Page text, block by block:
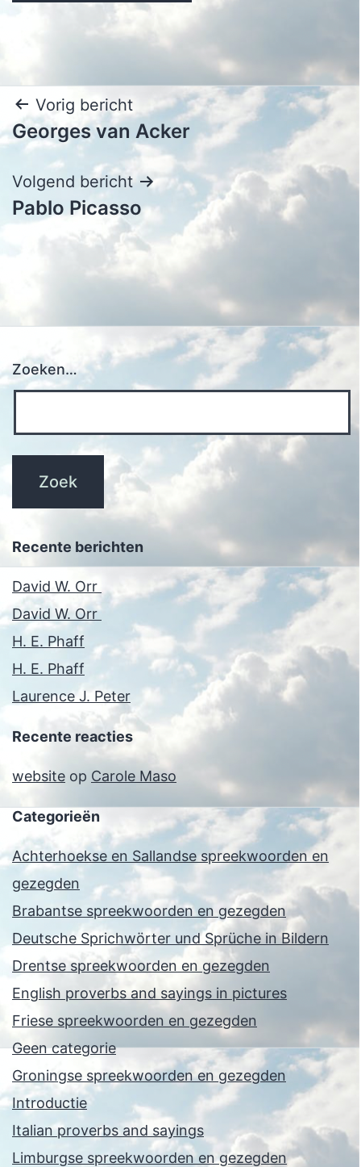
Bericht
navigatie
Vorig bericht
Georges van Acker
Volgend bericht
Pablo Picasso
Zoeken…
Recente berichten
David W. Orr
David W. Orr
H. E. Phaff
H. E. Phaff
Laurence J. Peter
Recente reacties
website op Carole Maso
Categorieën
Achterhoekse en Sallandse spreekwoorden en
gezegden
Brabantse spreekwoorden en gezegden
Deutsche Sprichwörter und Sprüche in Bildern
Drentse spreekwoorden en gezegden
English proverbs and sayings in pictures
Friese spreekwoorden en gezegden
Geen categorie
Groningse spreekwoorden en gezegden
Introductie
Italian proverbs and sayings
Limburgse spreekwoorden en gezegden